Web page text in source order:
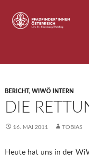
Inhalt
springen
BERICHT, WIWÖ INTERN
DIE
16. MAI 2011 TOBIAS
Heute hat uns in der